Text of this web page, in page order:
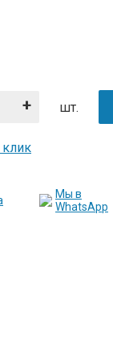
+ шт.
клик
Мы в
WhatsApp